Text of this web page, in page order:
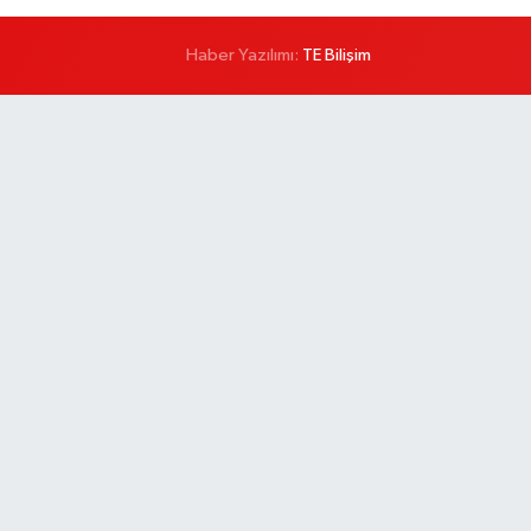
Haber Yazılımı: TE Bilişim